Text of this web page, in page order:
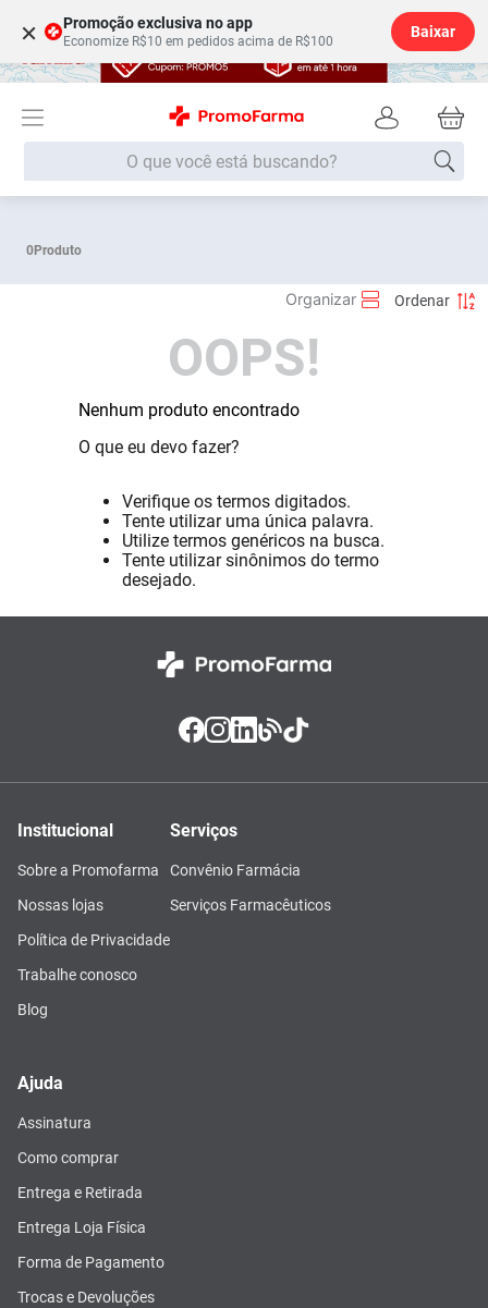
× Promoção exclusiva no app
Economize R$10 em pedidos acima de R$100
Baixar
O que você está buscando?
0Produto
OOPS!
Nenhum produto encontrado
O que eu devo fazer?
Verifique os termos digitados.
Tente utilizar uma única palavra.
Utilize termos genéricos na busca.
Tente utilizar sinônimos do termo
desejado.
Institucional
Sobre a Promofarma
Nossas lojas
Política de Privacidade
Trabalhe conosco
Blog
Serviços
Convênio Farmácia
Serviços Farmacêuticos
Ajuda
Assinatura
Como comprar
Entrega e Retirada
Entrega Loja Física
Forma de Pagamento
Trocas e Devoluções
Fralda G
Shampoo
Pampers Confort Sec
Vitamina D
Soro Fisiológico